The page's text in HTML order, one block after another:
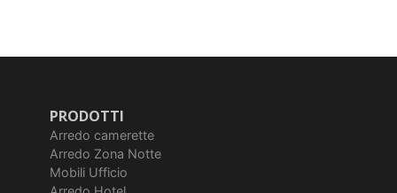
PRODOTTI
Arredo camerette
Arredo Zona Notte
Mobili Ufficio